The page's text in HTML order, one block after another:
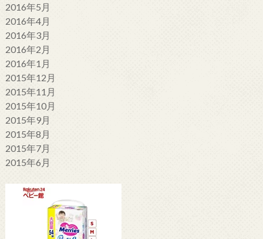
2016年5月
2016年4月
2016年3月
2016年2月
2016年1月
2015年12月
2015年11月
2015年10月
2015年9月
2015年8月
2015年7月
2015年6月